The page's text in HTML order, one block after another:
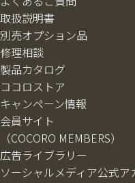
取扱説明書
別売オプション品
修理相談
製品カタログ
ココロストア
キャンペーン情報
会員サイト
（COCORO MEMBERS）
広告ライブラリー
ソーシャルメディア公式ア